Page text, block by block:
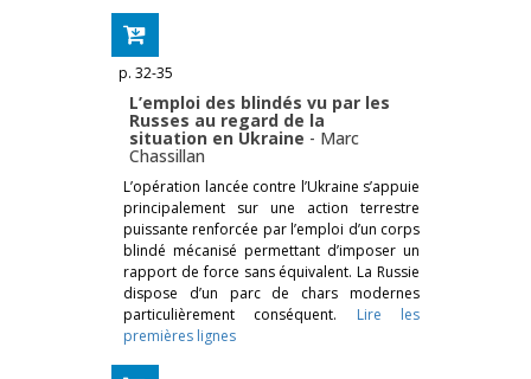
p. 32-35
L’emploi des blindés vu par les
Russes au regard de la
situation en Ukraine - Marc
Chassillan
L’opération lancée contre l’Ukraine s’appuie
principalement sur une action terrestre
puissante renforcée par l’emploi d’un corps
blindé mécanisé permettant d’imposer un
rapport de force sans équivalent. La Russie
dispose d’un parc de chars modernes
particulièrement conséquent. Lire les
premières lignes